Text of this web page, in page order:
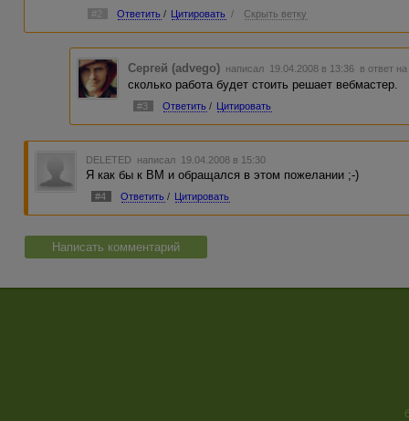
#2 Ответить / Цитировать / Скрыть ветку
Сергей (advego) написал 19.04.2008 в 13:36 в ответ
сколько работа будет стоить решает вебмастер.
#3 Ответить / Цитировать
DELETED написал 19.04.2008 в 15:30
Я как бы к ВМ и обращался в этом пожелании ;-)
#4 Ответить / Цитировать
Написать комментарий